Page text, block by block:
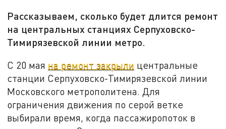
Рассказываем, сколько будет длится ремонт
на центральных станциях Серпуховско-
Тимирязевской линии метро.
С 20 мая на ремонт закрыли центральные
станции Серпуховско-Тимирязевской линии
Московского метрополитена. Для
ограничения движения по серой ветке
выбирали время, когда пассажиропоток в